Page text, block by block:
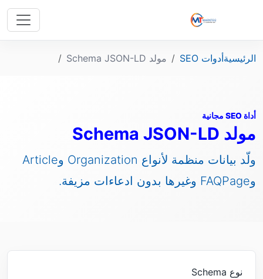
الرئيسيةأدوات SEO مولد Schema JSON-LD
أداة SEO مجانية
مولد Schema JSON-LD
ولّد بيانات منظمة لأنواع Organization وArticle
وFAQPage وغيرها بدون ادعاءات مزيفة.
نوع Schema